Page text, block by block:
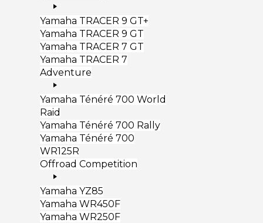
Yamaha TRACER 9 GT+
Yamaha TRACER 9 GT
Yamaha TRACER 7 GT
Yamaha TRACER 7
Adventure
Yamaha Ténéré 700 World
Raid
Yamaha Ténéré 700 Rally
Yamaha Ténéré 700
WR125R
Offroad Competition
Yamaha YZ85
Yamaha WR450F
Yamaha WR250F